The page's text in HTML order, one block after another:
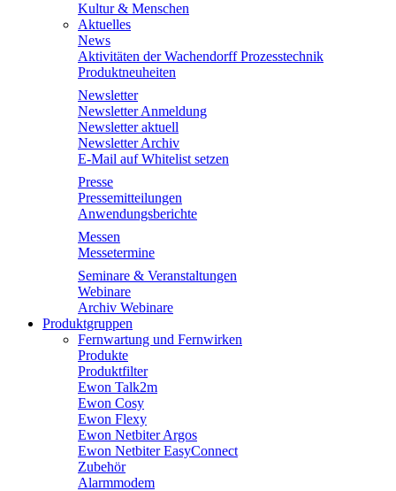
Kultur & Menschen
Aktuelles
News
Aktivitäten der Wachendorff Prozesstechnik
Produktneuheiten
Newsletter
Newsletter Anmeldung
Newsletter aktuell
Newsletter Archiv
E-Mail auf Whitelist setzen
Presse
Pressemitteilungen
Anwendungsberichte
Messen
Messetermine
Seminare & Veranstaltungen
Webinare
Archiv Webinare
Produktgruppen
Fernwartung und Fernwirken
Produkte
Produktfilter
Ewon Talk2m
Ewon Cosy
Ewon Flexy
Ewon Netbiter Argos
Ewon Netbiter EasyConnect
Zubehör
Alarmmodem